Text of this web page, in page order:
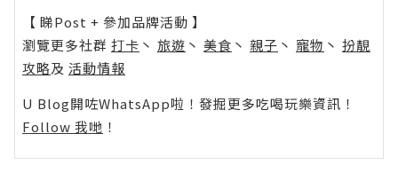
【 睇Post + 參加品牌活動 】
瀏覽更多社群 打卡 丶 旅遊 丶 美食 丶 親子 丶 寵物 丶 扮靚
攻略及 活動情報
U Blog開咗WhatsApp啦！發掘更多吃喝玩樂資訊！
Follow 我哋 ！